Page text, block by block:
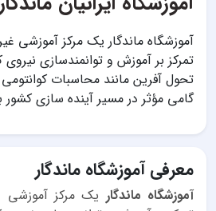
آموزشگاه ماندگار یک مرکز آموزشی
تمرکز بر آموزش و توانمندسازی
تحول آفرین مانند محاسبات
گامی مؤثر در مسیر آینده سازی
معرفی آموزشگاه ماندگار
آموزشگاه ماندگار یک مرکز آموزشی